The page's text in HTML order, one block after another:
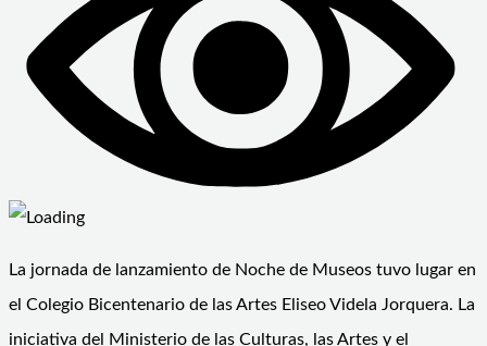
La jornada de lanzamiento de Noche de Museos tuvo lugar en
el Colegio Bicentenario de las Artes Eliseo Videla Jorquera. La
iniciativa del Ministerio de las Culturas, las Artes y el